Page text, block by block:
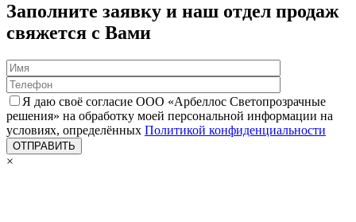
Заполните заявку и наш отдел продаж
свяжется с Вами
Я даю своё согласие ООО «Арбеллос Светопрозрачные
решения» на обработку моей персональной информации на
условиях, определённых Политикой конфиденциальности
×